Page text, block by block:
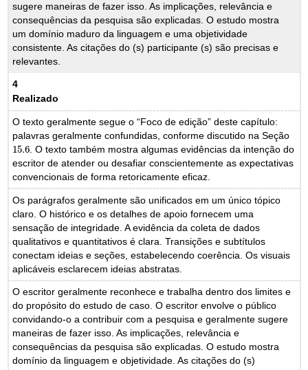
sugere maneiras de fazer isso. As implicações, relevância e
consequências da pesquisa são explicadas. O estudo mostra
um domínio maduro da linguagem e uma objetividade
consistente. As citações do (s) participante (s) são precisas e
relevantes.
4
Realizado
O texto geralmente segue o “Foco de edição” deste capítulo:
palavras geralmente confundidas, conforme discutido na Seção
15.6
15.6. O texto também mostra algumas evidências da intenção do
escritor de atender ou desafiar conscientemente as expectativas
convencionais de forma retoricamente eficaz.
Os parágrafos geralmente são unificados em um único tópico
claro. O histórico e os detalhes de apoio fornecem uma
sensação de integridade. A evidência da coleta de dados
qualitativos e quantitativos é clara. Transições e subtítulos
conectam ideias e seções, estabelecendo coerência. Os visuais
aplicáveis esclarecem ideias abstratas.
O escritor geralmente reconhece e trabalha dentro dos limites e
do propósito do estudo de caso. O escritor envolve o público
convidando-o a contribuir com a pesquisa e geralmente sugere
maneiras de fazer isso. As implicações, relevância e
consequências da pesquisa são explicadas. O estudo mostra
domínio da linguagem e objetividade. As citações do (s)